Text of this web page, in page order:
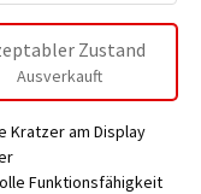
Zustand
Ausverkauft
Kratzer am Display
Funktionsfähigkeit